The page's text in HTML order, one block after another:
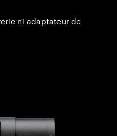
ni adaptateur de